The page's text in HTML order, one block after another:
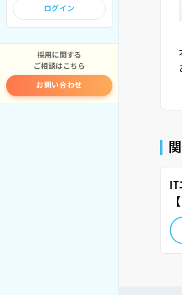
ログイン
採用に関する
ご相談はこちら
お問い合わせ